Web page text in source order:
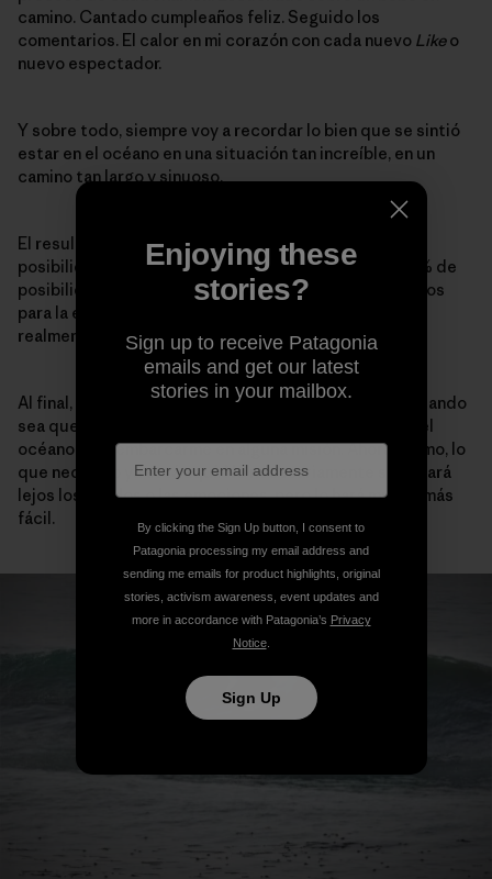
camino. Cantado cumpleaños feliz. Seguido los
comentarios. El calor en mi corazón con cada nuevo Likeo
nuevo espectador.
Y sobre todo, siempre voy a recordar lo bien que se sintió
estar en el océano en una situación tan increíble, en un
camino tan largo y sinuoso.
El resultado de la cirugía cerebral es un 80-90% de
posibilidades de estar libre de convulsiones y un 50% de
posibilidades de nunca tener que tomar medicamentos
para la epilepsia de nuevo. Esas son cosas para estar
realmente feliz.
Al final, no hay nada para estar triste en todo esto. Cuando
sea que sienta que sí lo hay, voy a dar la vuelta hacia el
océano para embarcarme en alguna misión. Ahora mismo, lo
que necesito ya está aquí. No necesariamente se llevará
lejos los miedos o las emociones, pero lo hará mucho más
fácil.
Enjoying these
stories?
Sign up to receive Patagonia
emails and get our latest
stories in your mailbox.
By clicking the Sign Up button, I consent to
Patagonia processing my email address and
sending me emails for product highlights, original
stories, activism awareness, event updates and
more in accordance with Patagonia’s Privacy
Notice.
Sign Up